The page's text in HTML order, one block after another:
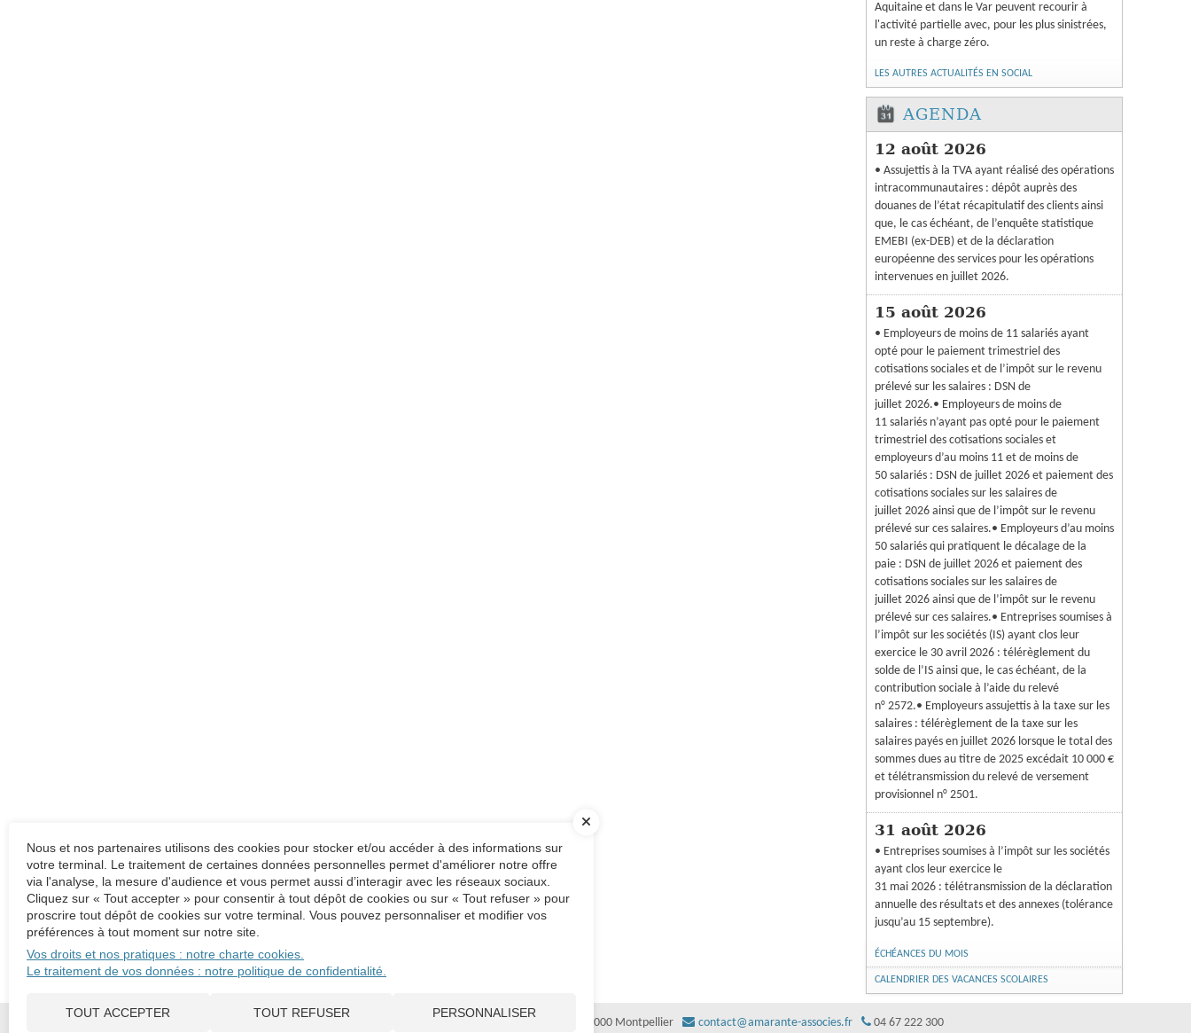
Aquitaine et dans le Var peuvent recourir à
l'activité partielle avec, pour les plus sinistrées,
un reste à charge zéro.
LES AUTRES ACTUALITÉS EN SOCIAL
AGENDA
12 août 2026
• Assujettis à la TVA ayant réalisé des opérations
intracommunautaires : dépôt auprès des
douanes de l’état récapitulatif des clients ainsi
que, le cas échéant, de l’enquête statistique
EMEBI (ex-DEB) et de la déclaration
européenne des services pour les opérations
intervenues en juillet 2026.
15 août 2026
• Employeurs de moins de 11 salariés ayant
opté pour le paiement trimestriel des
cotisations sociales et de l’impôt sur le revenu
prélevé sur les salaires : DSN de
juillet 2026.• Employeurs de moins de
11 salariés n’ayant pas opté pour le paiement
trimestriel des cotisations sociales et
employeurs d’au moins 11 et de moins de
50 salariés : DSN de juillet 2026 et paiement des
cotisations sociales sur les salaires de
juillet 2026 ainsi que de l’impôt sur le revenu
prélevé sur ces salaires.• Employeurs d’au moins
50 salariés qui pratiquent le décalage de la
paie : DSN de juillet 2026 et paiement des
cotisations sociales sur les salaires de
juillet 2026 ainsi que de l’impôt sur le revenu
prélevé sur ces salaires.• Entreprises soumises à
l’impôt sur les sociétés (IS) ayant clos leur
exercice le 30 avril 2026 : télérèglement du
solde de l’IS ainsi que, le cas échéant, de la
contribution sociale à l’aide du relevé
n° 2572.• Employeurs assujettis à la taxe sur les
salaires : télérèglement de la taxe sur les
salaires payés en juillet 2026 lorsque le total des
sommes dues au titre de 2025 excédait 10 000 €
et télétransmission du relevé de versement
provisionnel n° 2501.
31 août 2026
• Entreprises soumises à l’impôt sur les sociétés
ayant clos leur exercice le
31 mai 2026 : télétransmission de la déclaration
annuelle des résultats et des annexes (tolérance
jusqu’au 15 septembre).
ÉCHÉANCES DU MOIS
CALENDRIER DES VACANCES SCOLAIRES
Amarante Associés 34000 Montpellier contact@amarante-associes.fr 04 67 222 300
Nous et nos partenaires utilisons des cookies pour stocker et/ou accéder à des informations sur
votre terminal. Le traitement de certaines données personnelles permet d'améliorer notre offre
via l'analyse, la mesure d'audience et vous permet aussi d’interagir avec les réseaux sociaux.
Cliquez sur « Tout accepter » pour consentir à tout dépôt de cookies ou sur « Tout refuser » pour
proscrire tout dépôt de cookies sur votre terminal. Vous pouvez personnaliser et modifier vos
préférences à tout moment sur notre site.
Vos droits et nos pratiques : notre charte cookies.
Le traitement de vos données : notre politique de confidentialité.
TOUT ACCEPTER TOUT REFUSER PERSONNALISER